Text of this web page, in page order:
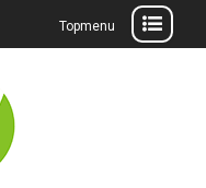
Topmenu